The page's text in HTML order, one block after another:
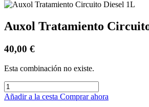
Auxol Tratamiento
40,00 €
Esta combinación no existe.
Añadir a la cesta Comprar ahora